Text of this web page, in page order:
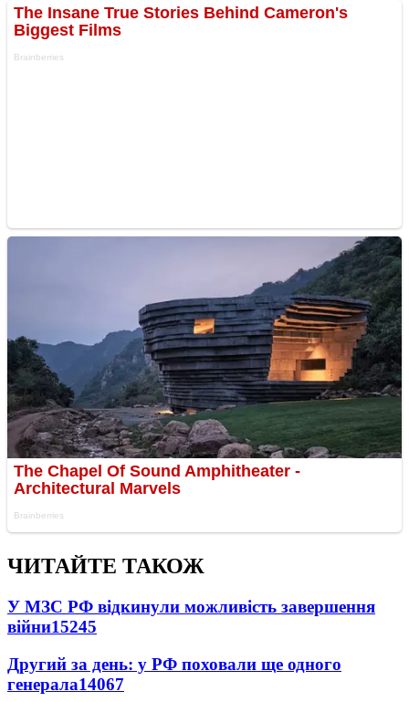
ЧИТАЙТЕ ТАКОЖ
У МЗС РФ відкинули можливість завершення
війни15245
Другий за день: у РФ поховали ще одного
генерала14067